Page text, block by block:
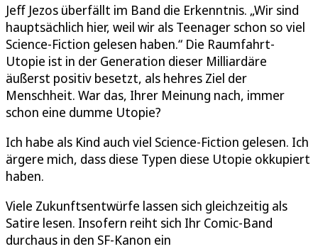
Jeff Jezos überfällt im Band die Erkenntnis. „Wir sind
hauptsächlich hier, weil wir als Teenager schon so viel
Science-Fiction gelesen haben.“ Die Raumfahrt-
Utopie ist in der Generation dieser Milliardäre
äußerst positiv besetzt, als hehres Ziel der
Menschheit. War das, Ihrer Meinung nach, immer
schon eine dumme Utopie?
Ich habe als Kind auch viel Science-Fiction gelesen. Ich
ärgere mich, dass diese Typen diese Utopie okkupiert
haben.
Viele Zukunftsentwürfe lassen sich gleichzeitig als
Satire lesen. Insofern reiht sich Ihr Comic-Band
durchaus in den SF-Kanon ein